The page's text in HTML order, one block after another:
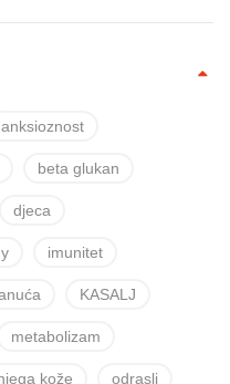
anksioznost
beta glukan
djeca
imunitet
KASALJ
metabolizam
kože odrasli